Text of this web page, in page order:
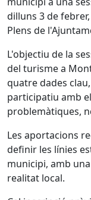
dilluns 3 de
Plens de
L'objectiu de la
del turisme a
quatre dades
participatiu amb
problemàtiques,
Les aportacions
definir les línies
municipi, amb
realitat local.